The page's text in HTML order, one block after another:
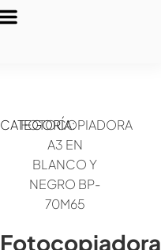
CATEGORÍA:
FOTOCOPIADORA
A3 EN
BLANCO Y
NEGRO BP-
70M65
Fotocopiadora